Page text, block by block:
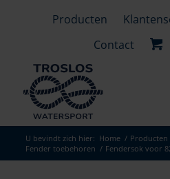
Producten
Contact
U bevindt zich hier: Home / Producten
Fender toebehoren / Fendersok voor